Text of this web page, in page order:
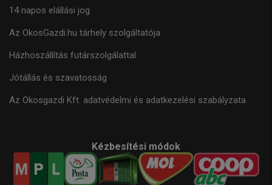
14 napos elállási jog
Az OkosGazdi.hu tárhely szolgáltatója
Házhoszállítás futárszolgálattal
Jótállás és szavatosság
Az Okosgazdi Kft. adatvédelmi és adatkezelési szabályzata
Kézbesítési módok